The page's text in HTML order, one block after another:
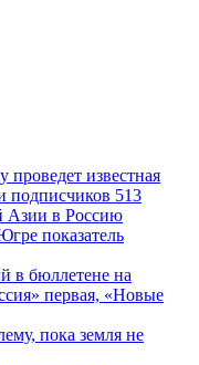
известная
подписчиков 513
Азии в Россию
показатель
в бюллетене на
первая, «Новые
пока земля не